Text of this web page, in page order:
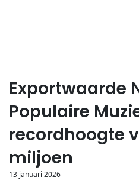
Exportwaarde
Populaire
recordhoogte
miljoen
13 januari 2026